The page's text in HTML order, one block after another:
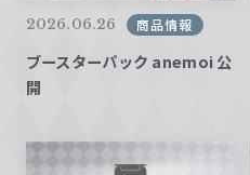
2026.06.26 商品情報
ブースターパック anemoi 公
開